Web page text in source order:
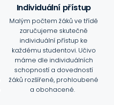
Individuální přístup
Malým počtem žáků ve třídě
zaručujeme skutečně
individuální přístup ke
každému studentovi. Učivo
máme dle individuálních
schopností a dovedností
žáků rozšířené, prohloubené
a obohacené.